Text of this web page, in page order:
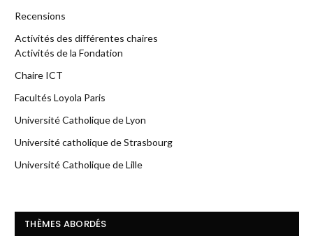
Recensions
Activités des différentes chaires
Activités de la Fondation
Chaire ICT
Facultés Loyola Paris
Université Catholique de Lyon
Université catholique de Strasbourg
Université Catholique de Lille
THÈMES ABORDÉS